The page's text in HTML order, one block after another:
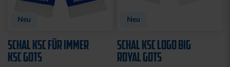
Neu
SCHAL KSC FÜR IMMER
KSC GOTS
Neu
SCHAL KSC LOGO BIG
ROYAL GOTS